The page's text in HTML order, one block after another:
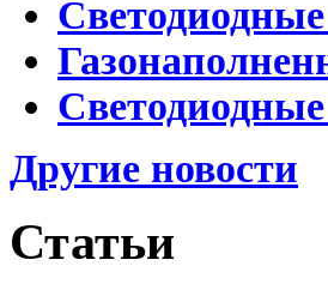
Другие новости
Статьи